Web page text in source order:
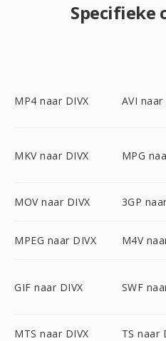
Specifieke
MP4 naar DIVX AVI naar
MKV naar DIVX MPG
MOV naar DIVX 3GP
MPEG naar DIVX M4V
GIF naar DIVX SWF
MTS naar DIVX TS naar